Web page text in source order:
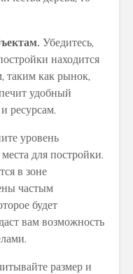
Убедитесь,
находится
таким как рынок,
удобный
ресурсам.
уровень
для постройки.
в зоне
частым
будет
вам возможность
размер и